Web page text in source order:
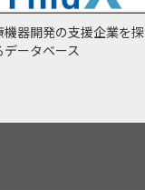
機器開発の支援企業を探
データベース